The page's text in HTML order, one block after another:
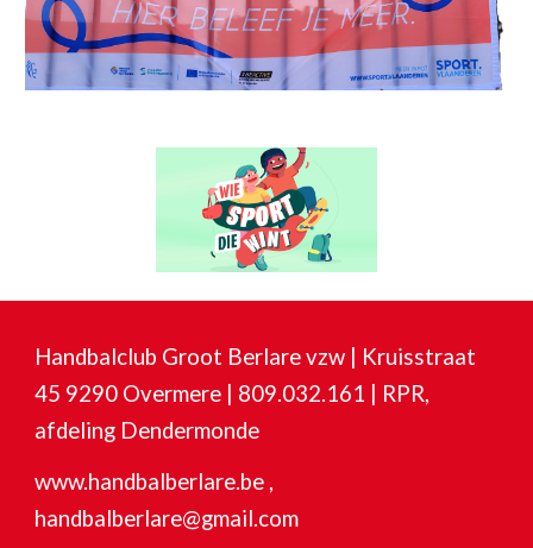
Handbalclub Groot Berlare vzw | Kruisstraat
45 9290 Overmere | 809.032.161 | RPR,
afdeling Dendermonde
www.handbalberlare.be ,
handbalberlare@gmail.com